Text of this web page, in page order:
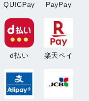
QUICPay PayPay
d払い 楽天ペイ